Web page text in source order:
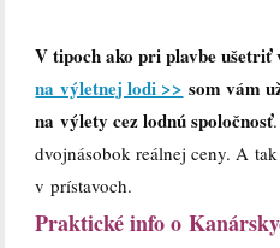
V tipoch ako pri plavbe
na výletnej lodi >> som vám
na výlety cez lodnú spoločnosť
dvojnásobok reálnej ceny. A
v prístavoch.
Praktické info o